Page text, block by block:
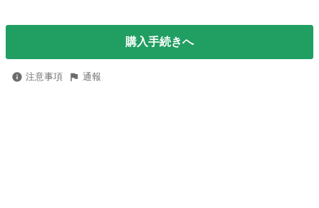
購入手続きへ
注意事項 通報